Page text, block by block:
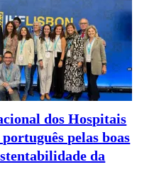
dos Hospitais
pelas boas
da